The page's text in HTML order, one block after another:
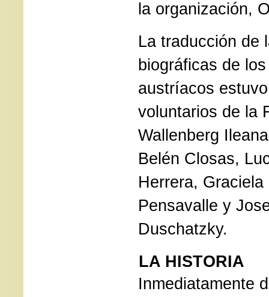
la organización,
La traducción de
biográficas de
austríacos
voluntarios de la
Wallenberg
Belén Closas,
Herrera,
Pensavalle y
Duschatzky.
LA HISTORIA
Inmediatamente